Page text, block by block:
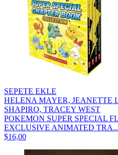
SEPETE EKLE
HELENA MAYER, JEANETTE
SHAPIRO, TRACEY WEST
POKEMON SUPER SPECIAL
EXCLUSIVE ANIMATED TRA...
$16,00